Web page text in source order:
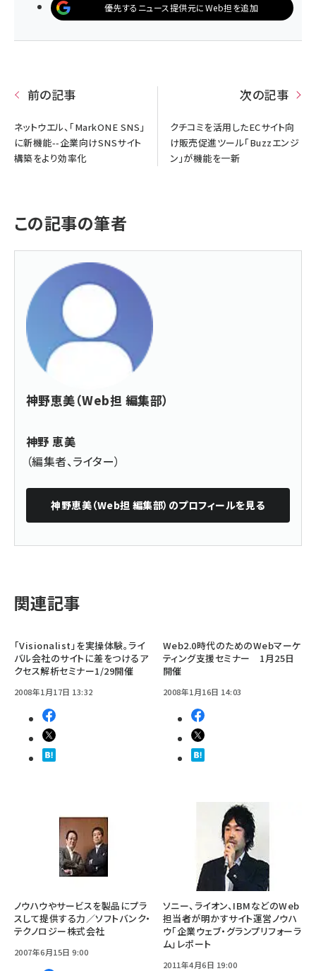
優先するニュース提供元にWeb担を追加
前の記事
ネットウエル、「MarkONE SNS」
に新機能--企業向けSNSサイト
構築をより効率化
次の記事
クチコミを活用したECサイト向
け販売促進ツール「Buzzエンジ
ン」が機能を一新
この記事の筆者
神野恵美（Web担 編集部）
神野 恵美
（編集者、ライター）
神野恵美（Web担 編集部） のプロフィールを見る
関連記事
「Visionalist」を実操体験。ライ
バル会社のサイトに差をつけるア
クセス解析セミナー1/29開催
2008年1月17日 13:32
Web2.0時代のためのWebマーケ
ティング支援セミナー 1月25日
開催
2008年1月16日 14:03
ノウハウやサービスを製品にプラ
スして提供する力／ソフトバンク・
テクノロジー株式会社
2007年6月15日 9:00
ソニー、ライオン、IBMなどのWeb
担当者が明かすサイト運営ノウハ
ウ「企業ウェブ・グランプリフォーラ
ム」レポート
2011年4月6日 19:00